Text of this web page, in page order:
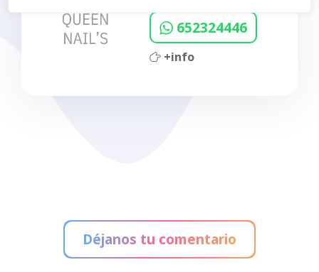
652324446
+info
Déjanos tu comentario